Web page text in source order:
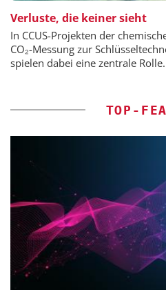
Verluste, die keiner sieht
In CCUS-Projekten der
CO₂-Messung zur
spielen dabei eine zentrale Rolle.
TOP-